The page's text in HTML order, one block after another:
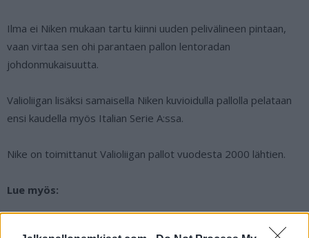
Ilma ei Niken mukaan tartu kiinni uuden pelivälineen pintaan,
vaan virtaa sen ohi parantaen pallon lentoradan
johdonmukaisuutta.
Valioliigan lisäksi samaisella Niken kuvioidulla pallolla pelataan
ensi kaudella myös Italian Serie A:ssa.
Nike on toimittanut Valioliigan pallot vuodesta 2000 lähtien.
Lue myös:
Teemu Pukin kohtelu kuohuttaa – ”Ei hän tarvinnut lepuutusta”